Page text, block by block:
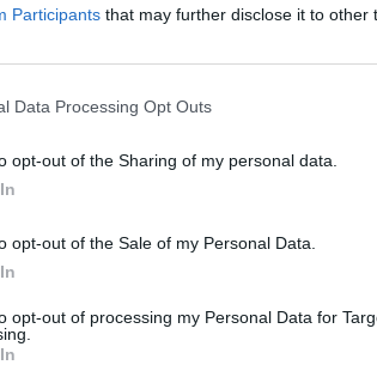
Participants that may further disclose it to other
Data Processing Opt Outs
opt-out of the Sharing of my personal data.
opt-out of the Sale of my Personal Data.
opt-out of processing my Personal Data for